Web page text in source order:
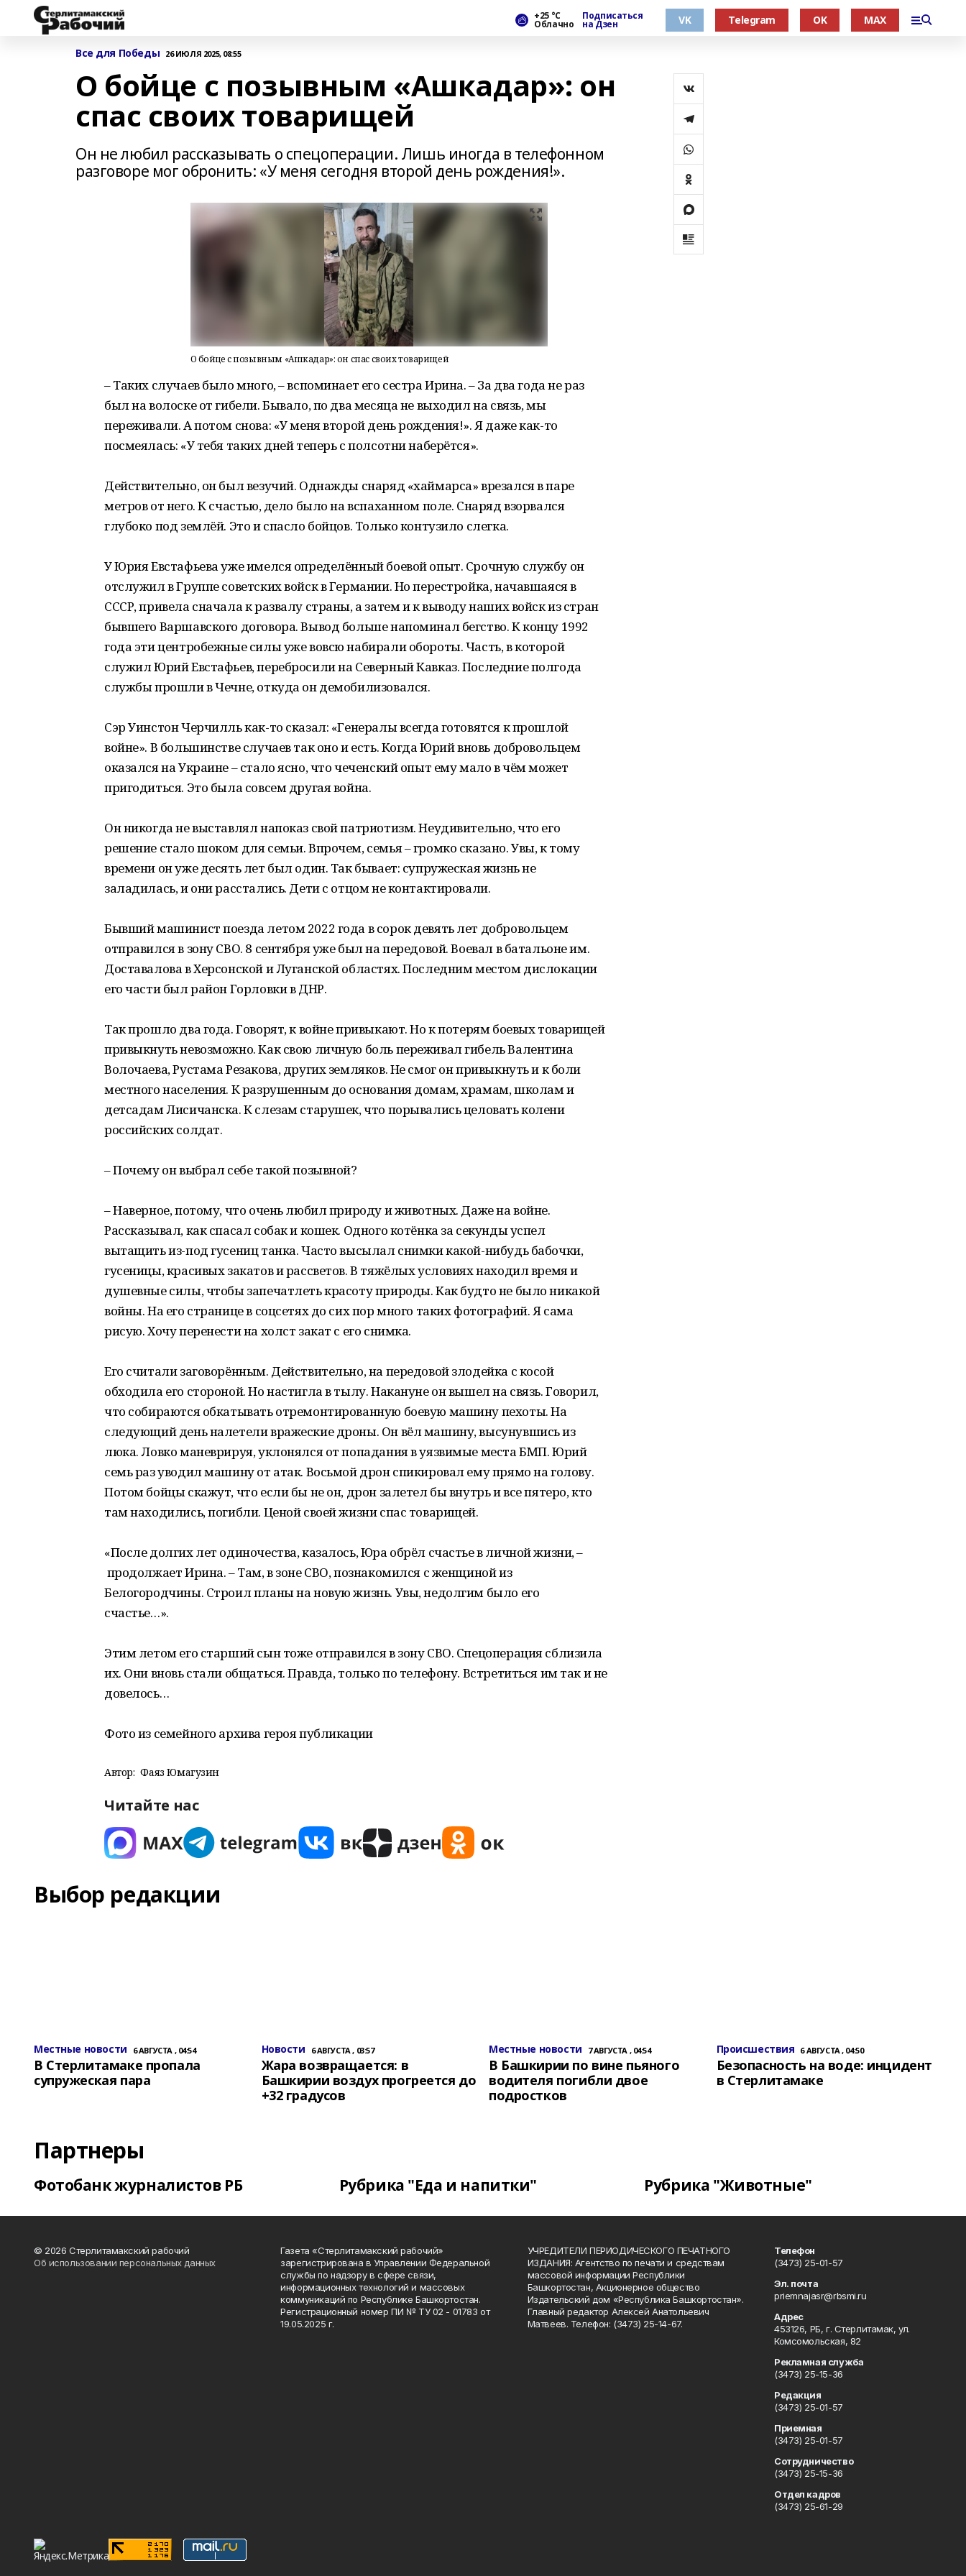
+25 °С
Облачно
Подписаться
на Дзен VK Telegram OK MAX
Все для Победы 26 ИЮЛЯ 2025, 08:55
О бойце с позывным «Ашкадар»: он
спас своих товарищей
Он не любил рассказывать о спецоперации. Лишь иногда в телефонном
разговоре мог обронить: «У меня сегодня второй день рождения!».
О бойце с позывным «Ашкадар»: он спас своих товарищей
– Таких случаев было много, – вспоминает его сестра Ирина. – За два года не раз
был на волоске от гибели. Бывало, по два месяца не выходил на связь, мы
переживали. А потом снова: «У меня второй день рождения!». Я даже как-то
посмеялась: «У тебя таких дней теперь с полсотни наберётся».
Действительно, он был везучий. Однажды снаряд «хаймарса» врезался в паре
метров от него. К счастью, дело было на вспаханном поле. Снаряд взорвался
глубоко под землёй. Это и спасло бойцов. Только контузило слегка.
У Юрия Евстафьева уже имелся определённый боевой опыт. Срочную службу он
отслужил в Группе советских войск в Германии. Но перестройка, начавшаяся в
СССР, привела сначала к развалу страны, а затем и к выводу наших войск из стран
бывшего Варшавского договора. Вывод больше напоминал бегство. К концу 1992
года эти центробежные силы уже вовсю набирали обороты. Часть, в которой
служил Юрий Евстафьев, перебросили на Северный Кавказ. Последние полгода
службы прошли в Чечне, откуда он демобилизовался.
Сэр Уинстон Черчилль как-то сказал: «Генералы всегда готовятся к прошлой
войне». В большинстве случаев так оно и есть. Когда Юрий вновь добровольцем
оказался на Украине – стало ясно, что чеченский опыт ему мало в чём может
пригодиться. Это была совсем другая война.
Он никогда не выставлял напоказ свой патриотизм. Неудивительно, что его
решение стало шоком для семьи. Впрочем, семья – громко сказано. Увы, к тому
времени он уже десять лет был один. Так бывает: супружеская жизнь не
заладилась, и они расстались. Дети с отцом не контактировали.
Бывший машинист поезда летом 2022 года в сорок девять лет добровольцем
отправился в зону СВО. 8 сентября уже был на передовой. Воевал в батальоне им.
Доставалова в Херсонской и Луганской областях. Последним местом дислокации
его части был район Горловки в ДНР.
Так прошло два года. Говорят, к войне привыкают. Но к потерям боевых товарищей
привыкнуть невозможно. Как свою личную боль переживал гибель Валентина
Волочаева, Рустама Резакова, других земляков. Не смог он привыкнуть и к боли
местного населения. К разрушенным до основания домам, храмам, школам и
детсадам Лисичанска. К слезам старушек, что порывались целовать колени
российских солдат.
– Почему он выбрал себе такой позывной?
– Наверное, потому, что очень любил природу и животных. Даже на войне.
Рассказывал, как спасал собак и кошек. Одного котёнка за секунды успел
вытащить из-под гусениц танка. Часто высылал снимки какой-нибудь бабочки,
гусеницы, красивых закатов и рассветов. В тяжёлых условиях находил время и
душевные силы, чтобы запечатлеть красоту природы. Как будто не было никакой
войны. На его странице в соцсетях до сих пор много таких фотографий. Я сама
рисую. Хочу перенести на холст закат с его снимка.
Его считали заговорённым. Действительно, на передовой злодейка с косой
обходила его стороной. Но настигла в тылу. Накануне он вышел на связь. Говорил,
что собираются обкатывать отремонтированную боевую машину пехоты. На
следующий день налетели вражеские дроны. Он вёл машину, высунувшись из
люка. Ловко маневрируя, уклонялся от попадания в уязвимые места БМП. Юрий
семь раз уводил машину от атак. Восьмой дрон спикировал ему прямо на голову.
Потом бойцы скажут, что если бы не он, дрон залетел бы внутрь и все пятеро, кто
там находились, погибли. Ценой своей жизни спас товарищей.
«После долгих лет одиночества, казалось, Юра обрёл счастье в личной жизни, –
продолжает Ирина. – Там, в зоне СВО, познакомился с женщиной из
Белогородчины. Строил планы на новую жизнь. Увы, недолгим было его
счастье…».
Этим летом его старший сын тоже отправился в зону СВО. Спецоперация сблизила
их. Они вновь стали общаться. Правда, только по телефону. Встретиться им так и не
довелось…
Фото из семейного архива героя публикации
Автор: Фаяз Юмагузин
Читайте нас
Выбор редакции
Местные новости 6 АВГУСТА , 04:54
В Стерлитамаке пропала
супружеская пара
Новости 6 АВГУСТА , 03:57
Жара возвращается: в
Башкирии воздух прогреется до
+32 градусов
Местные новости 7 АВГУСТА , 04:54
В Башкирии по вине пьяного
водителя погибли двое
подростков
Происшествия 6 АВГУСТА , 04:50
Безопасность на воде: инцидент
в Стерлитамаке
Партнеры
Фотобанк журналистов РБ Рубрика "Еда и напитки" Рубрика "Животные"
© 2026 Стерлитамакский рабочий
Об использовании персональных данных
Газета «Стерлитамакский рабочий»
зарегистрирована в Управлении Федеральной
службы по надзору в сфере связи,
информационных технологий и массовых
коммуникаций по Республике Башкортостан.
Регистрационный номер ПИ № ТУ 02 - 01783 от
19.05.2025 г.
УЧРЕДИТЕЛИ ПЕРИОДИЧЕСКОГО ПЕЧАТНОГО
ИЗДАНИЯ: Агентство по печати и средствам
массовой информации Республики
Башкортостан, Акционерное общество
Издательский дом «Республика Башкортостан».
Главный редактор Алексей Анатольевич
Матвеев. Телефон: (3473) 25-14-67.
Телефон
(3473) 25-01-57
Эл. почта
priemnajasr@rbsmi.ru
Адрес
453126, РБ, г. Стерлитамак, ул.
Комсомольская, 82
Рекламная служба
(3473) 25-15-36
Редакция
(3473) 25-01-57
Приемная
(3473) 25-01-57
Сотрудничество
(3473) 25-15-36
Отдел кадров
(3473) 25-61-29